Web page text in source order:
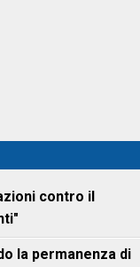
contro il
la permanenza di